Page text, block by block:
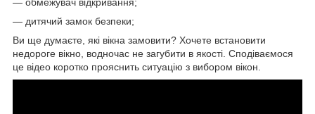
— дитячий замок безпеки;
Ви ще думаєте, які вікна замовити? Хочете встановити
недороге вікно, водночас не загубити в якості. Сподіваємося
це відео коротко прояснить ситуацію з вибором вікон.